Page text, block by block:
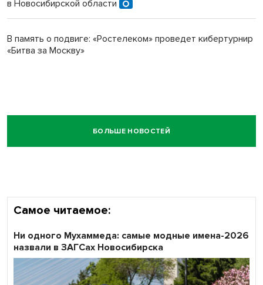
в Новосибирской области
В память о подвиге: «Ростелеком» проведет кибертурнир
«Битва за Москву»
БОЛЬШЕ НОВОСТЕЙ
Самое читаемое:
Ни одного Мухаммеда: самые модные имена-2026
назвали в ЗАГСах Новосибирска